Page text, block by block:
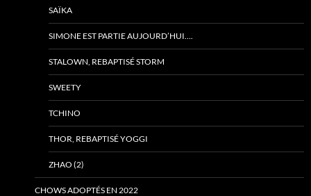
SAÏKA
SIMONE EST PARTIE AUJOURD’HUI….
STALOWN, REBAPTISÉ STORM
SWEETY
TCHINO
THOR, REBAPTISÉ YOGGI
ZHAO (2)
CHOWS ADOPTÉS EN 2022